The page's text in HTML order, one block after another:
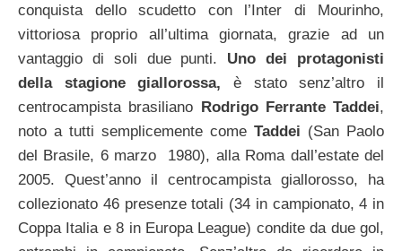
conquista dello scudetto con l’Inter di Mourinho,
vittoriosa proprio all’ultima giornata, grazie ad un
vantaggio di soli due punti. Uno dei protagonisti
della stagione giallorossa, è stato senz’altro il
centrocampista brasiliano
Rodrigo Ferrante Taddei,
noto a tutti semplicemente come Taddei (San Paolo
del Brasile, 6 marzo 1980), alla Roma dall’estate del
2005. Quest’anno il centrocampista giallorosso, ha
collezionato 46 presenze totali (34 in campionato, 4 in
Coppa Italia e 8 in Europa League) condite da due gol,